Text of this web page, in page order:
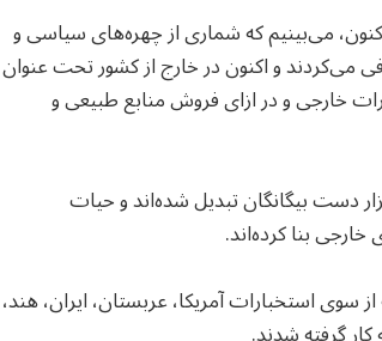
می‌بینیم که شماری از چهره‌های سیاسی و
می‌کردند و اکنون در خارج از کشور تحت عنوان
خارجی و در ازای فروش منابع طبیعی و
دست بیگانگان تبدیل شده‌اند و حیات
بنا کرده‌اند.
سوی استخبارات آمریکا، عربستان، ایران، هند،